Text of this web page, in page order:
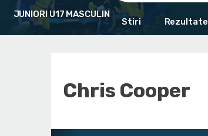
JUNIORI U17 MASCULIN
Stiri Rezultate
Chris Cooper